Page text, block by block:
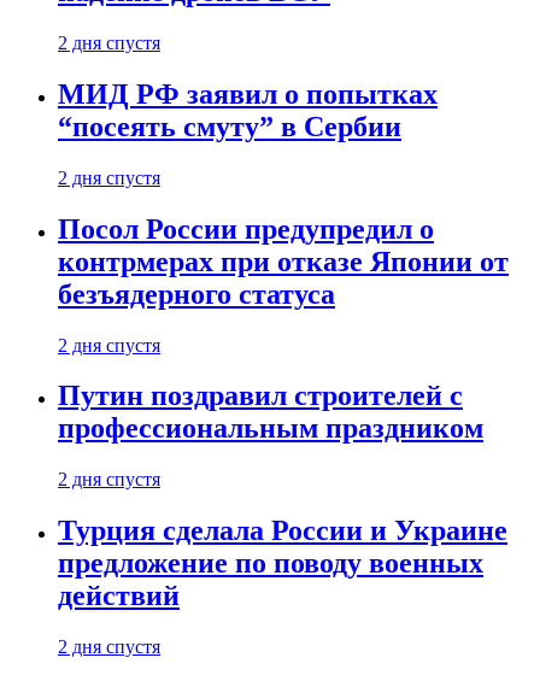
2 дня спустя
МИД РФ заявил о попытках
“посеять смуту” в Сербии
2 дня спустя
Посол России предупредил о
контрмерах при отказе Японии от
безъядерного статуса
2 дня спустя
Путин поздравил строителей с
профессиональным праздником
2 дня спустя
Турция сделала России и Украине
предложение по поводу военных
действий
2 дня спустя